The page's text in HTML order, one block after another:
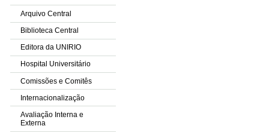
Arquivo Central
Biblioteca Central
Editora da UNIRIO
Hospital Universitário
Comissões e Comitês
Internacionalização
Avaliação Interna e
Externa